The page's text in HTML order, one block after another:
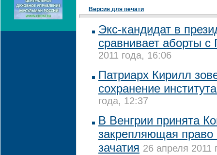
Версия для печати
Экс-кандидат в
сравнивает аборты
2011 года, 16:06
Патриарх Кирилл
сохранение
года, 12:37
В Венгрии принята
закрепляющая
зачатия 26 апреля 2011